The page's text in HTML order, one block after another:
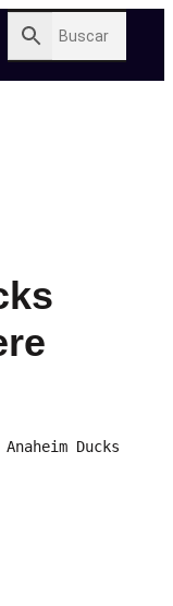
Ducks